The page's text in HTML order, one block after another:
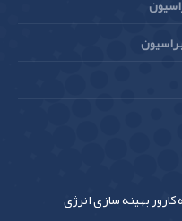
بهینه سازی انرژی